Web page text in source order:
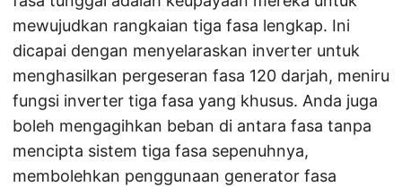
mewujudkan rangkaian tiga fasa lengkap. Ini
dicapai dengan menyelaraskan inverter untuk
menghasilkan pergeseran fasa 120 darjah, meniru
fungsi inverter tiga fasa yang khusus. Anda juga
boleh mengagihkan beban di antara fasa tanpa
mencipta sistem tiga fasa sepenuhnya,
membolehkan penggunaan generator fasa